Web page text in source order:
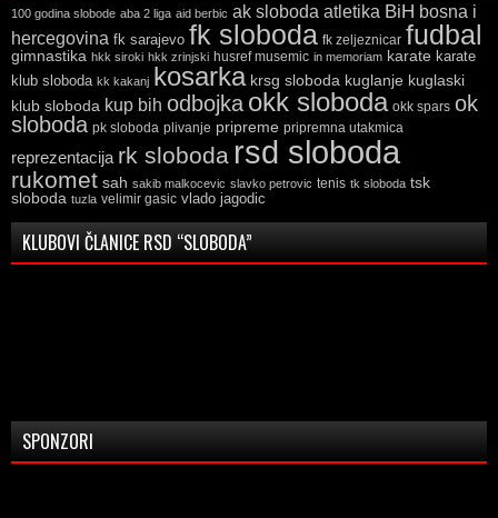
100 godina slobode aba 2 liga aid berbic ak sloboda atletika BiH bosna i
hercegovina fk sarajevo fk sloboda fk zeljeznicar fudbal
gimnastika hkk siroki hkk zrinjski husref musemic in memoriam karate karate
klub sloboda kk kakanj kosarka krsg sloboda kuglanje kuglaski
klub sloboda kup bih odbojka okk sloboda okk spars ok
sloboda pk sloboda plivanje pripreme pripremna utakmica
reprezentacija rk sloboda rsd sloboda
rukomet sah sakib malkocevic slavko petrovic tenis tk sloboda tsk
sloboda tuzla velimir gasic vlado jagodic
KLUBOVI ČLANICE RSD “SLOBODA”
SPONZORI